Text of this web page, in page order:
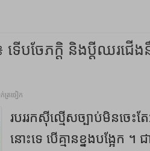
ទើបចែភក្តិ និងប្តីឈរជើ
ក់ត្រចៀក
របររកស៊ីល្មើសច្បាប់​មិនចេ
នោះទេ បើគ្មានខ្នងបង្អែក